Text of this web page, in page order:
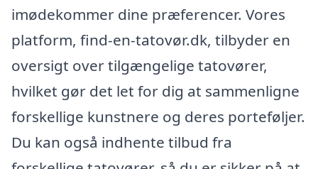
imødekommer dine præferencer. Vores
platform, find-en-tatovør.dk, tilbyder en
oversigt over tilgængelige tatovører,
hvilket gør det let for dig at sammenligne
forskellige kunstnere og deres porteføljer.
Du kan også indhente tilbud fra